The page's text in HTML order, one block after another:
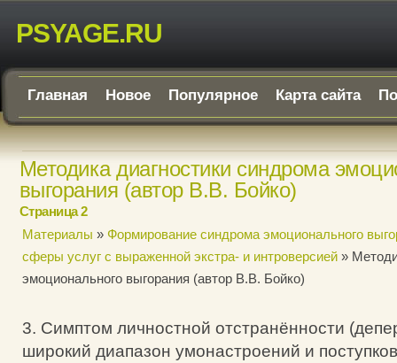
PSYAGE.RU
Главная Новое Популярное Карта сайта
Методика диагностики синдрома
выгорания (автор В.В. Бойко)
Страница 2
Материалы » Формирование синдрома эмоционального
сферы услуг с выраженной экстра- и интроверсией »
эмоционального выгорания (автор В.В. Бойко)
3. Симптом личностной отстранённости
широкий диапазон умонастроений и